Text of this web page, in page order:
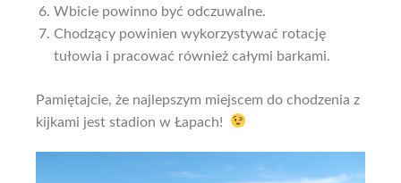
Wbicie powinno być odczuwalne.
Chodzący powinien wykorzystywać rotację
tułowia i pracować również całymi barkami.
Pamiętajcie, że najlepszym miejscem do chodzenia z
kijkami jest stadion w Łapach!